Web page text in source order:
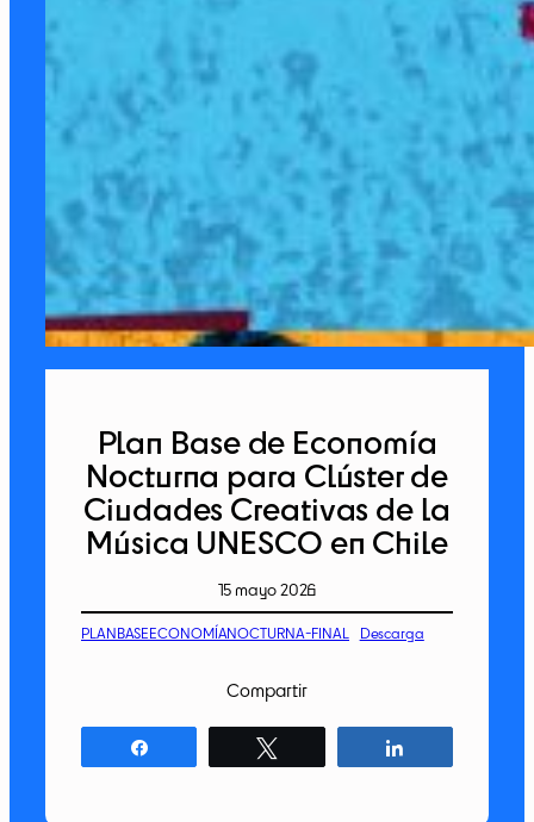
Plan Base de Economía
Nocturna para Clúster de
Ciudades Creativas de la
Música UNESCO en Chile
15 mayo 2026
PLANBASEECONOMÍANOCTURNA-FINAL Descarga
Compartir